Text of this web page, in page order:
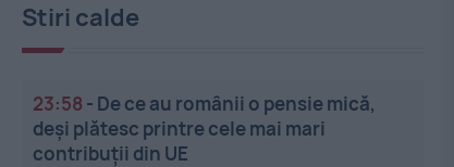
Stiri calde
23:58 - De ce au românii o pensie mică,
deși plătesc printre cele mai mari
contribuții din UE